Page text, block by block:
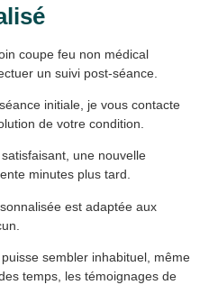
coupe feu non médical
un suivi post-séance.
initiale, je vous contacte
de votre condition.
une nouvelle
minutes plus tard.
est adaptée aux
sembler inhabituel, même
temps, les témoignages de